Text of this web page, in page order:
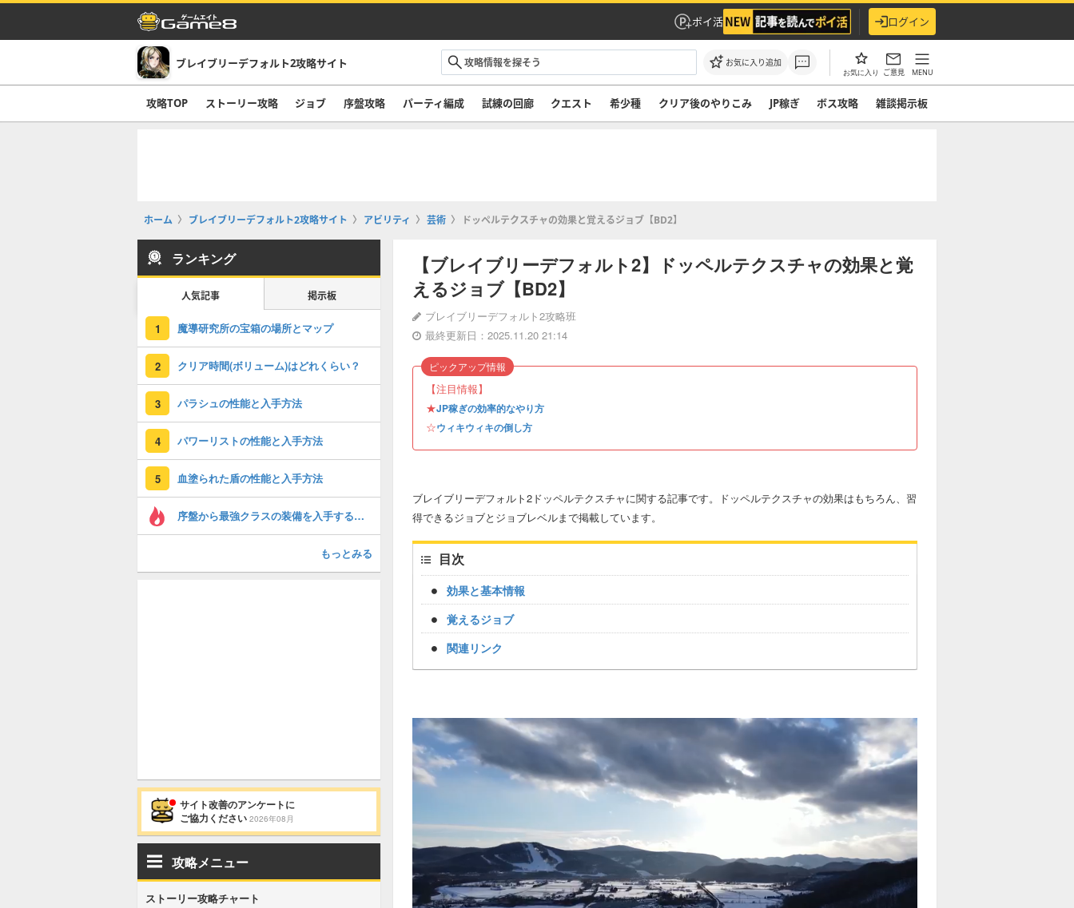
ポイ活 ログイン
ブレイブリーデフォルト2攻略サイト お気に入り追加
お気に入り ご意見 MENU
攻略TOP ストーリー攻略 ジョブ 序盤攻略 パーティ編成 試練の回廊 クエスト 希少種 クリア後のやりこみ JP稼ぎ ボス攻略 雑談掲示板
ホーム ブレイブリーデフォルト2攻略サイト アビリティ 芸術 ドッペルテクスチャの効果と覚えるジョブ【BD2】
【ブレイブリーデフォルト2】ドッペルテクスチャの効果と覚
えるジョブ【BD2】
ブレイブリーデフォルト2攻略班
最終更新日：2025.11.20 21:14
【注目情報】
★JP稼ぎの効率的なやり方
☆ウィキウィキの倒し方
ピックアップ情報
ブレイブリーデフォルト2ドッペルテクスチャに関する記事です。ドッペルテクスチャの効果はもちろん、習
得できるジョブとジョブレベルまで掲載しています。
目次
効果と基本情報
覚えるジョブ
関連リンク
ランキング
人気記事 掲示板
1 魔導研究所の宝箱の場所とマップ
2 クリア時間(ボリューム)はどれくらい？
3 パラシュの性能と入手方法
4 パワーリストの性能と入手方法
5 血塗られた盾の性能と入手方法
序盤から最強クラスの装備を入手する方法
もっとみる
サイト改善のアンケートに
ご協力ください 2026年08月
攻略メニュー
ストーリー攻略チャート